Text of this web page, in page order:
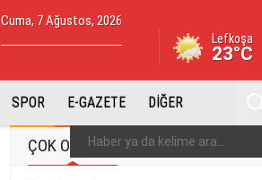
Cuma, 7 Ağustos, 2026
Lefkoşa
23°C
SPOR E-GAZETE DİĞER
ÇOK OKUNAN ÇOK YORUMLANAN